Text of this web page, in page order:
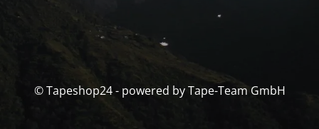
© Tapeshop24 - powered by Tape-Team GmbH